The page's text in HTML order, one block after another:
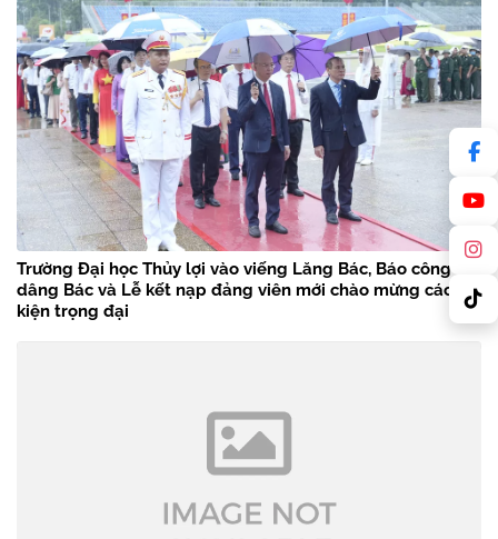
Trường Đại học Thủy lợi vào viếng Lăng Bác, Báo công
dâng Bác và Lễ kết nạp đảng viên mới chào mừng các sự
kiện trọng đại